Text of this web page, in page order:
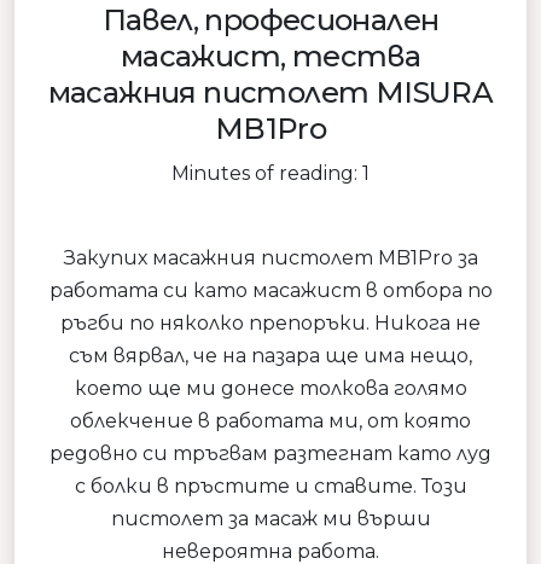
Павел, професионален
масажист, тества
масажния пистолет MISURA
MB1Pro
Minutes of reading: 1
Закупих масажния пистолет MB1Pro за
работата си като масажист в отбора по
ръгби по няколко препоръки. Никога не
съм вярвал, че на пазара ще има нещо,
което ще ми донесе толкова голямо
облекчение в работата ми, от която
редовно си тръгвам разтегнат като луд
с болки в пръстите и ставите. Този
пистолет за масаж ми върши
невероятна работа.